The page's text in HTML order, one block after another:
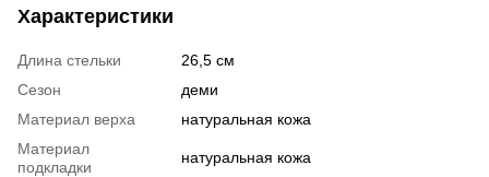
Характеристики
Длина стельки
26,5 см
Сезон
деми
Материал верха
натуральная кожа
Материал
подкладки
натуральная кожа